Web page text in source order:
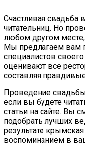
Счастливая свадьба
читательниц. Но
любом другом
Мы предлагаем вам
специалистов
оценивают все
составляя
Проведение
если вы будете
статьи на сайте. Вы
подобрать лучших
результате
воспоминанием в